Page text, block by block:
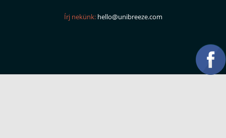
Írj nekünk: hello@unibreeze.com